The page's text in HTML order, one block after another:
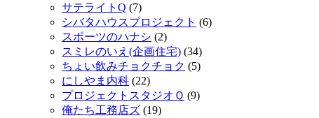
サテライトQ (7)
シバタハウスプロジェクト (6)
スポーツのハナシ (2)
スミレのいえ(企画住宅) (34)
ちょい飲みチョクチョク (5)
にしやま内科 (22)
プロジェクトスタジオＱ (9)
俺たち工務店ズ (19)